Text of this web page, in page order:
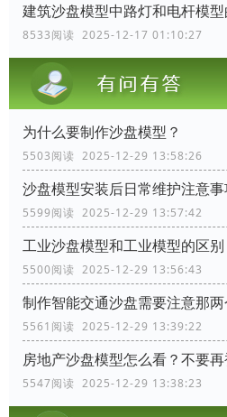
建筑沙盘模型中路灯和电杆模
8533阅读 2025-12-17 01:10:27
为什么要制作沙盘模型？
5503阅读 2025-12-29 13:58:26
沙盘模型安装后日常维护注意事
5599阅读 2025-12-29 13:57:42
工业沙盘模型和工业模型的区别
5500阅读 2025-12-29 13:56:43
制作智能交通沙盘需要注意那两
5561阅读 2025-12-29 13:39:22
房地产沙盘模型怎么看？不要再
5547阅读 2025-12-29 13:38:23